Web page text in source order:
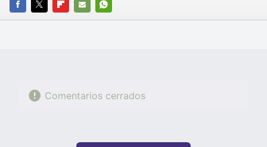
FACEBOOK
TWITTERFLIPBOARD
E-
WHATSAPP
Comentarios cerrados